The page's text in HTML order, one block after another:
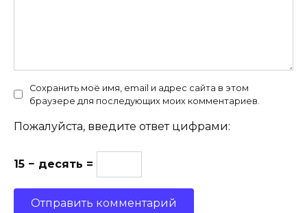
Сохранить моё имя, email и адрес сайта в этом
браузере для последующих моих комментариев.
Пожалуйста, введите ответ цифрами:
15 − десять =